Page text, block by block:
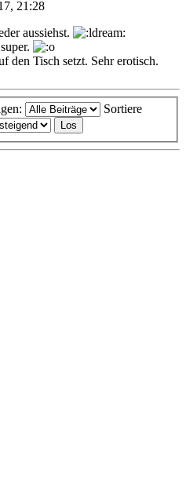
21:28
aussiehst.
den Tisch setzt. Sehr erotisch.
Sortiere